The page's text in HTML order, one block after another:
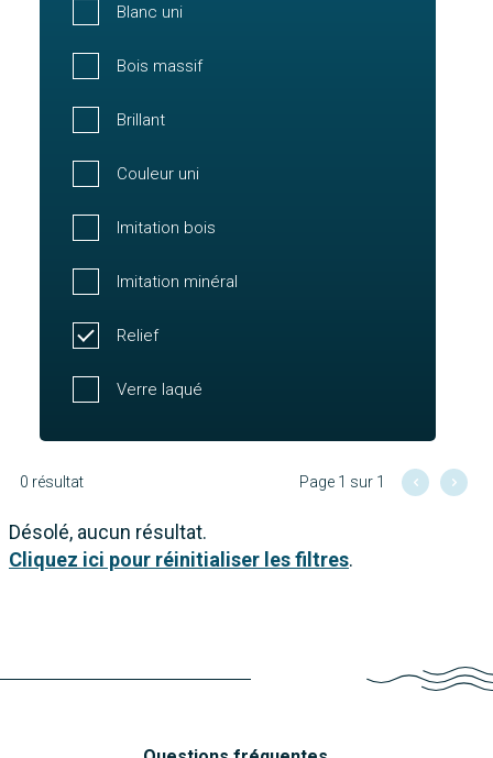
Blanc uni
Bois massif
Brillant
Couleur uni
Imitation bois
Imitation minéral
Relief
Verre laqué
0 résultat Page 1 sur 1
Désolé, aucun résultat.
Cliquez ici pour réinitialiser les filtres.